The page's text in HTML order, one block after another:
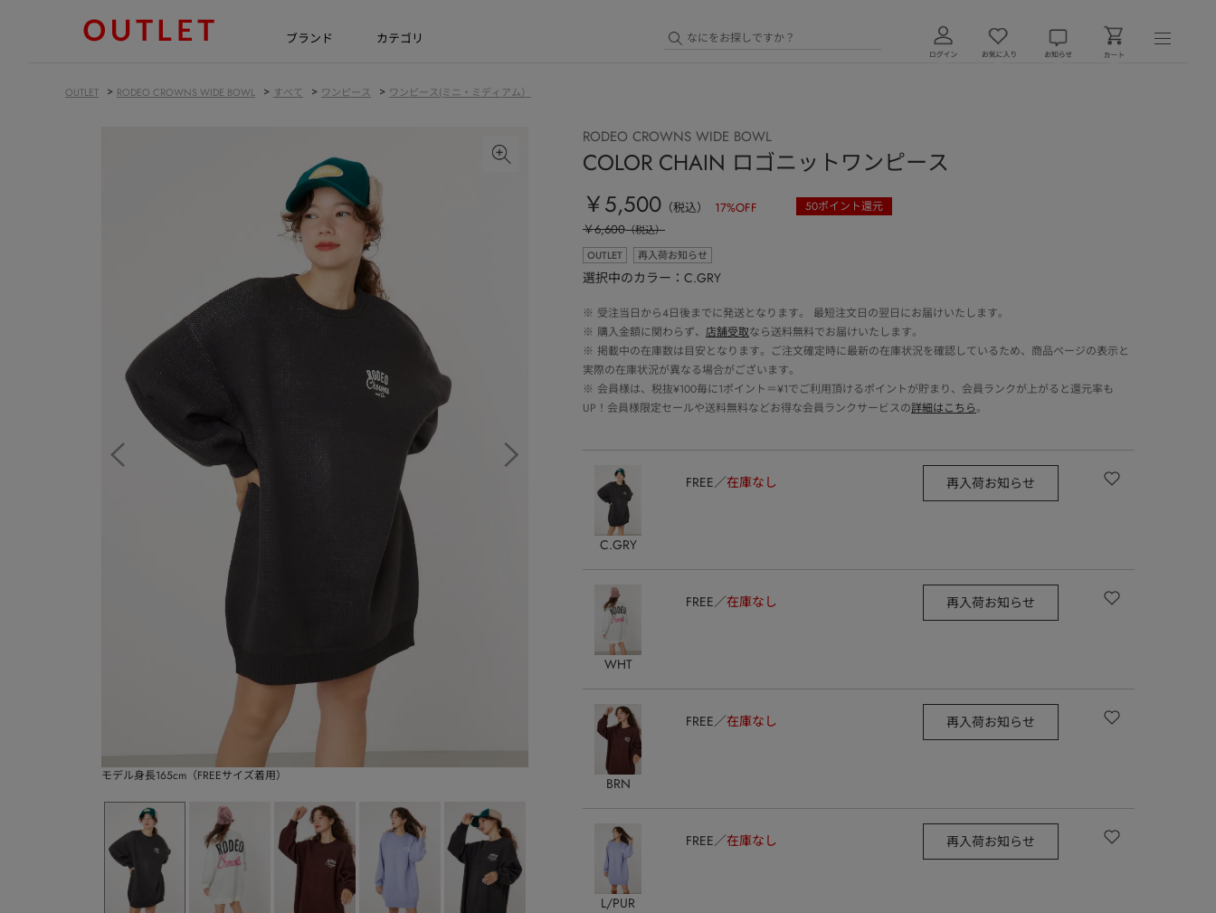
ブランド カテゴリ
OUTLET > RODEO CROWNS WIDE BOWL > すべて > ワンピース > ワンピース(ミニ・ミディアム）
モデル身長165cm（FREEサイズ着用）
RODEO CROWNS WIDE BOWL
COLOR CHAIN ロゴニットワンピース
￥5,500 （税込） 17%OFF 50ポイント還元
￥6,600（税込）
OUTLET
再入荷お知らせ
選択中のカラー：C.GRY
※ 受注当日から4日後までに発送となります。 最短注文日の翌日にお届けいたします。
※ 購入金額に関わらず、 店舗受取なら送料無料でお届けいたします。
※ 掲載中の在庫数は目安となります。ご注文確定時に最新の在庫状況を確認しているため、商品ページの表示と
実際の在庫状況が異なる場合がございます。
※ 会員様は、税抜¥100毎に1ポイント＝¥1でご利用頂けるポイントが貯まり、会員ランクが上がると還元率も
UP！会員様限定セールや送料無料などお得な会員ランクサービスの詳細はこちら。
C.GRY
FREE 在庫なし 再入荷お知らせ
WHT
FREE 在庫なし 再入荷お知らせ
BRN
FREE 在庫なし 再入荷お知らせ
L/PUR
FREE 在庫なし 再入荷お知らせ